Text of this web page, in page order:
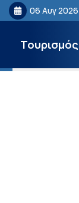
06 Αυγ 2026
Τουρισμός